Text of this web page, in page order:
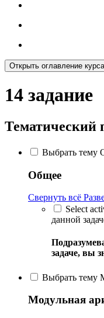
Открыть оглавление курса
14 задание
Тематический
Выбрать тему
Общее
Свернуть всё
Select
данной
задаче, вы
Выбрать тему
Модульная